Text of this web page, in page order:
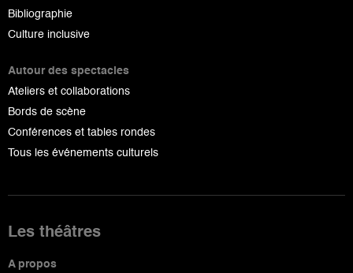
Bibliographie
Culture inclusive
Autour des spectacles
Ateliers et collaborations
Bords de scène
Conférences et tables rondes
Tous les événements culturels
Les théâtres
A propos